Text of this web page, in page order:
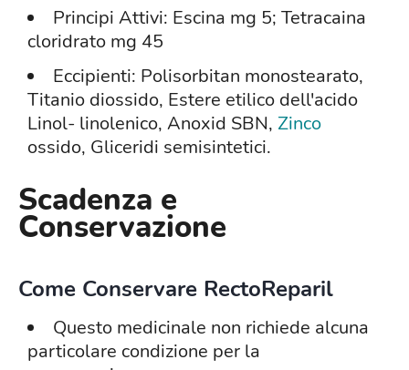
Principi Attivi: Escina mg 5; Tetracaina
cloridrato mg 45
Eccipienti: Polisorbitan monostearato,
Titanio diossido, Estere etilico dell'acido
Linol- linolenico, Anoxid SBN, Zinco
ossido, Gliceridi semisintetici.
Scadenza e
Conservazione
Come Conservare RectoReparil
Questo medicinale non richiede alcuna
particolare condizione per la